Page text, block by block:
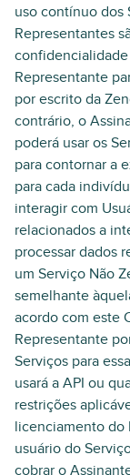
uso contínuo dos
Representantes
Representante
por escrito da
contrário, o
poderá usar os
para contornar a
para cada
interagir com
relacionados a
processar dados
um Serviço Não
semelhante
acordo com este
Representante
Serviços para
usará a API ou
restrições
licenciamento do
usuário do
cobrar o